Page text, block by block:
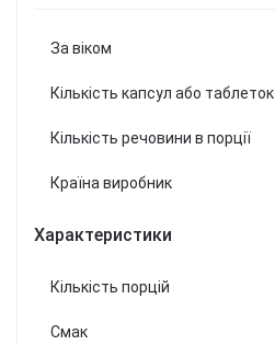
За віком
Кількість капсул або таблеток
Кількість речовини в порції
Країна виробник
Характеристики
Кількість порцій
Смак